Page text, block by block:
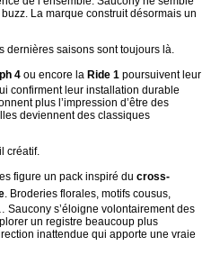
La marque construit désormais un
dernières saisons sont toujours là.
4 ou encore la Ride 1 poursuivent leur
confirment leur installation durable
plus l’impression d’être des
deviennent des classiques
créatif.
figure un pack inspiré du cross-
. Broderies florales, motifs cousus,
s’éloigne volontairement des
un registre beaucoup plus
inattendue qui apporte une vraie